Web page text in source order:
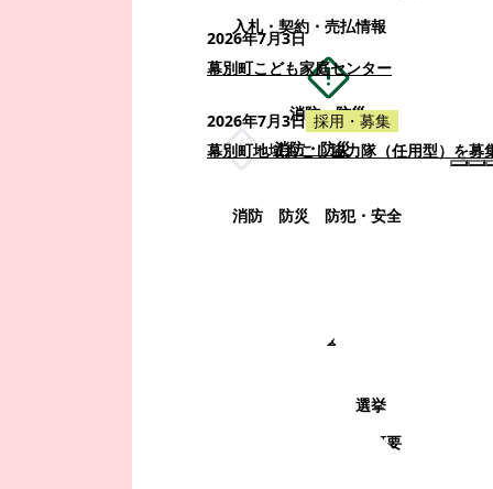
入札・契約・売払情報
消防・防災
消防・防災
消防 防災 防犯・安全
町政情報
選挙
町の概要
2026年7月3日
幕別町こども家庭センター
2026年7月3日 採用・募集
幕別町地域おこし協力隊（任用型）を募